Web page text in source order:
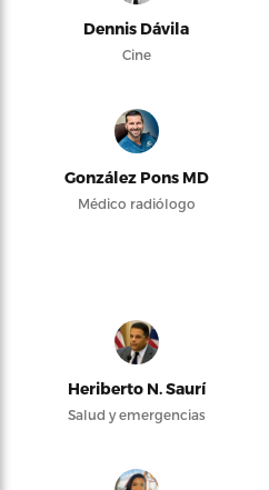
Dennis Dávila
Cine
González Pons MD
Médico radiólogo
Heriberto N. Saurí
Salud y emergencias